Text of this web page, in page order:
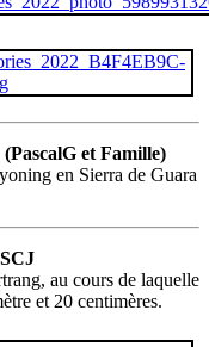
et Famille)
en Sierra de Guara
au cours de laquelle
et 20 centimères.